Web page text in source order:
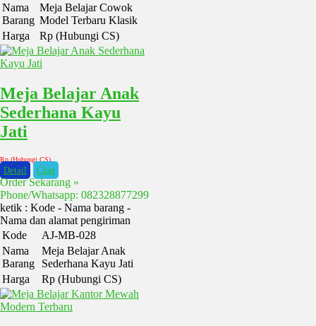
Nama
Barang
Meja Belajar Cowok
Model Terbaru Klasik
Harga
Rp (Hubungi CS)
Meja Belajar Anak
Sederhana Kayu
Jati
Rp (Hubungi CS)
Detail Chat
Order Sekarang »
Phone/Whatsapp: 082328877299
ketik : Kode - Nama barang -
Nama dan alamat pengiriman
Kode
AJ-MB-028
Nama
Barang
Meja Belajar Anak
Sederhana Kayu Jati
Harga
Rp (Hubungi CS)